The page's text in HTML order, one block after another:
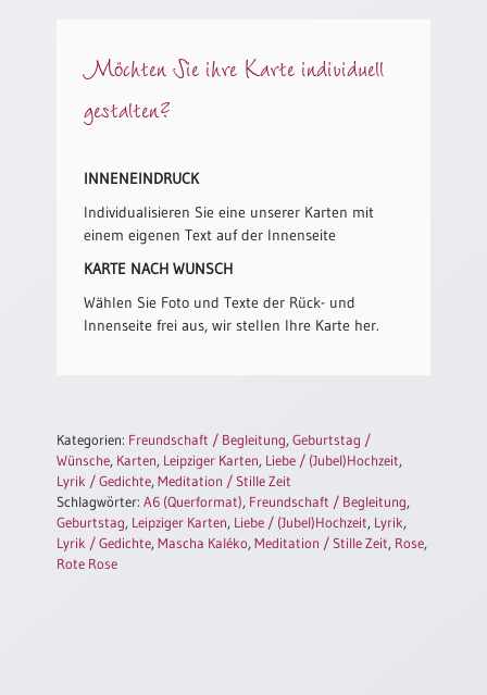
Hochzeitsjubiläum
Urkunden
Kirchen(wieder)eintritt
Urkunden
Einzelposter
Einzelposter
Sortimente
Möchten Sie ihre Karte individuell
gestalten?
INNENEINDRUCK
Individualisieren Sie eine unserer Karten mit
einem eigenen Text auf der Innenseite
KARTE NACH WUNSCH
Wählen Sie Foto und Texte der Rück- und
Innenseite frei aus, wir stellen Ihre Karte her.
Kategorien: Freundschaft / Begleitung,Geburtstag /
Wünsche, Karten, Leipziger Karten, Liebe / (Jubel)Hochzeit,
Lyrik / Gedichte,Meditation / Stille Zeit
Schlagwörter:A6 (Querformat), Freundschaft / Begleitung,
Geburtstag, Leipziger Karten, Liebe / (Jubel)Hochzeit, Lyrik,
Lyrik / Gedichte,Mascha Kaléko,Meditation / Stille Zeit, Rose,
Rote Rose